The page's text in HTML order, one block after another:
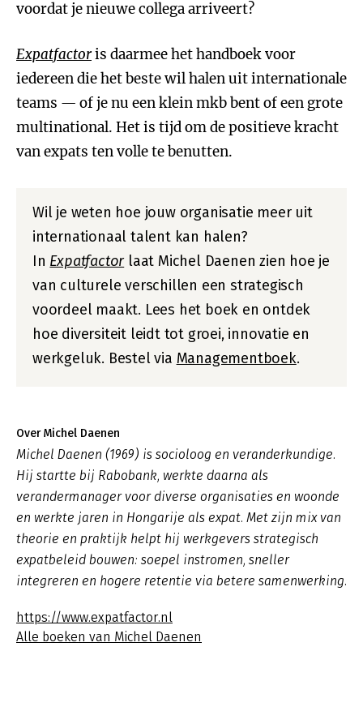
voordat je nieuwe collega arriveert?
Expatfactoris daarmee het handboek voor
iedereen die het beste wil halen uit internationale
teams — of je nu een klein mkb bent of een grote
multinational. Het is tijd om de positieve kracht
van expats ten volle te benutten.
Wil je weten hoe jouw organisatie meer uit
internationaal talent kan halen?
In Expatfactorlaat Michel Daenen zien hoe je
van culturele verschillen een strategisch
voordeel maakt. Lees het boek en ontdek
hoe diversiteit leidt tot groei, innovatie en
werkgeluk. Bestel via Managementboek.
Over Michel Daenen
Michel Daenen (1969) is socioloog en veranderkundige.
Hij startte bij Rabobank, werkte daarna als
verandermanager voor diverse organisaties en woonde
en werkte jaren in Hongarije als expat. Met zijn mix van
theorie en praktijk helpt hij werkgevers strategisch
expatbeleid bouwen: soepel instromen, sneller
integreren en hogere retentie via betere samenwerking.
https://www.expatfactor.nl
Alle boeken van Michel Daenen